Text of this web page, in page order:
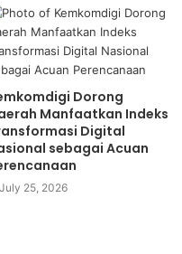
Oleh karena itu, gerakan
keadaan.
intelektual sudah
sistematis terhadap
kuat di negeri ini.
konsumen yang
lain sehingga kita
dan dihisap. Kita harus
Dorong
Manfaatkan Indeks
Digital
sebagai Acuan
July 25, 2026